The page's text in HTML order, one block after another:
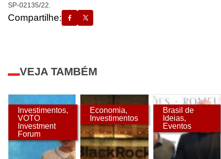
SP-02135/22.
Compartilhe:
VEJA TAMBÉM
Investimentos,
VOTO
Investment
Forum
Economia,
Investimentos
Brasil de
Ideias,
Eventos